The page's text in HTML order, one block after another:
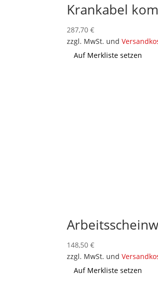
Krankabel
287,70€
zzgl. MwSt. und
Auf Merkliste setzen
148,50€
zzgl. MwSt. und
Auf Merkliste setzen